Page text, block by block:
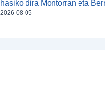
hasiko dira Montorran eta
2026-08-05